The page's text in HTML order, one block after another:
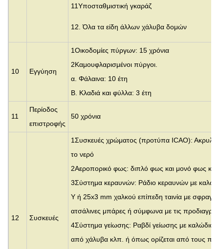
11Υποσταθμιστική γκαράζ
12. Όλα τα είδη άλλων χάλυβα δομών
10 Εγγύηση
1Οικοδομίες πύργων: 15 χρόνια
2Καμουφλαρισμένοι πύργοι.
α. Φάλαινα: 10 έτη
Β. Κλαδιά και φύλλα: 3 έτη
11
Περίοδος
επιστροφής
50 χρόνια
12 Συσκευές
1Συσκευές χρώματος (προτύπα ICAO):
το νερό
2Αεροπορικό φως: διπλό φως και μονό φως και
3Σύστημα κεραυνών: Ράδιο κεραυνών με
Y ή 25x3 mm χαλκού επίπεδη ταινία με
ατσάλινες μπάρες ή σύμφωνα με τις
4Σύστημα γείωσης: Ραβδί γείωσης με καλώδιο
από χάλυβα κλπ. ή όπως ορίζεται από τους